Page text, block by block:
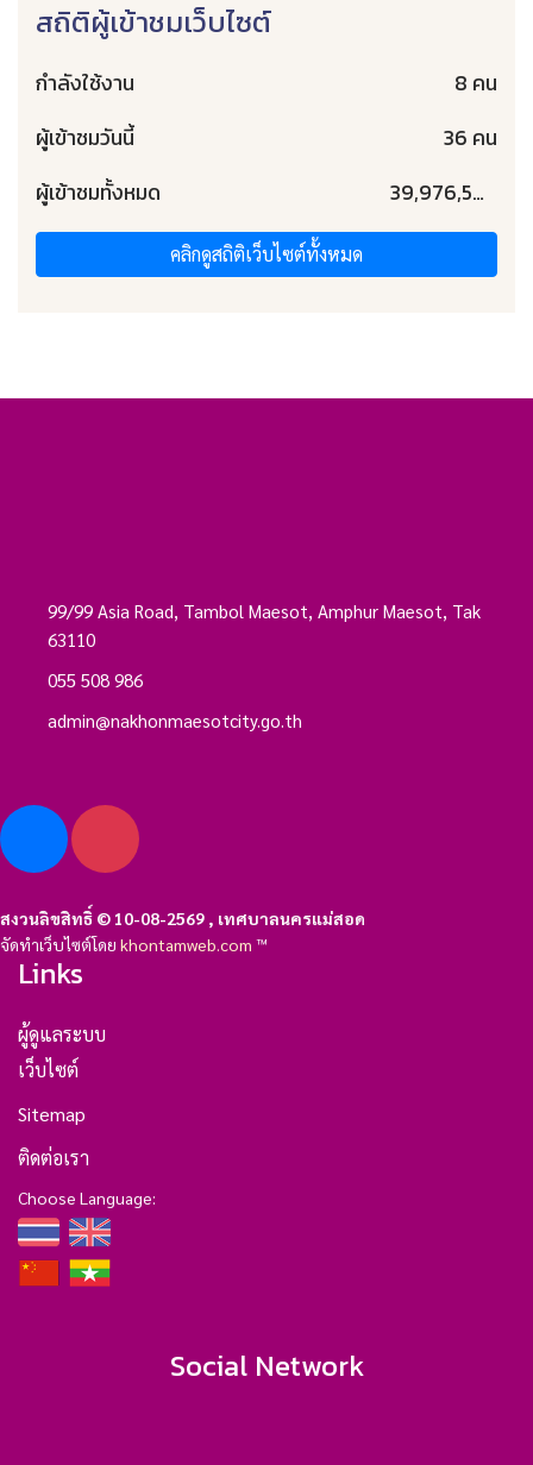
สถิติผู้เข้าชมเว็บไซต์
กำลังใช้งาน
8 คน
ผู้เข้าชมวันนี้
36 คน
ผู้เข้าชมทั้งหมด
39,976,504 คน
คลิกดูสถิติเว็บไซต์ทั้งหมด
99/99 Asia Road, Tambol Maesot, Amphur Maesot, Tak
63110
055 508 986
admin@nakhonmaesotcity.go.th
สงวนลิขสิทธิ์ © 10-08-2569 , เทศบาลนครแม่สอด
จัดทำเว็บไซต์โดย khontamweb.com ™
Links
ผู้ดูแลระบบ
เว็บไซต์
Sitemap
ติดต่อเรา
Choose Language:
Social Network